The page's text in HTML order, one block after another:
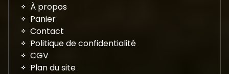
À propos
Panier
Contact
Politique de confidentialité
CGV
Plan du site